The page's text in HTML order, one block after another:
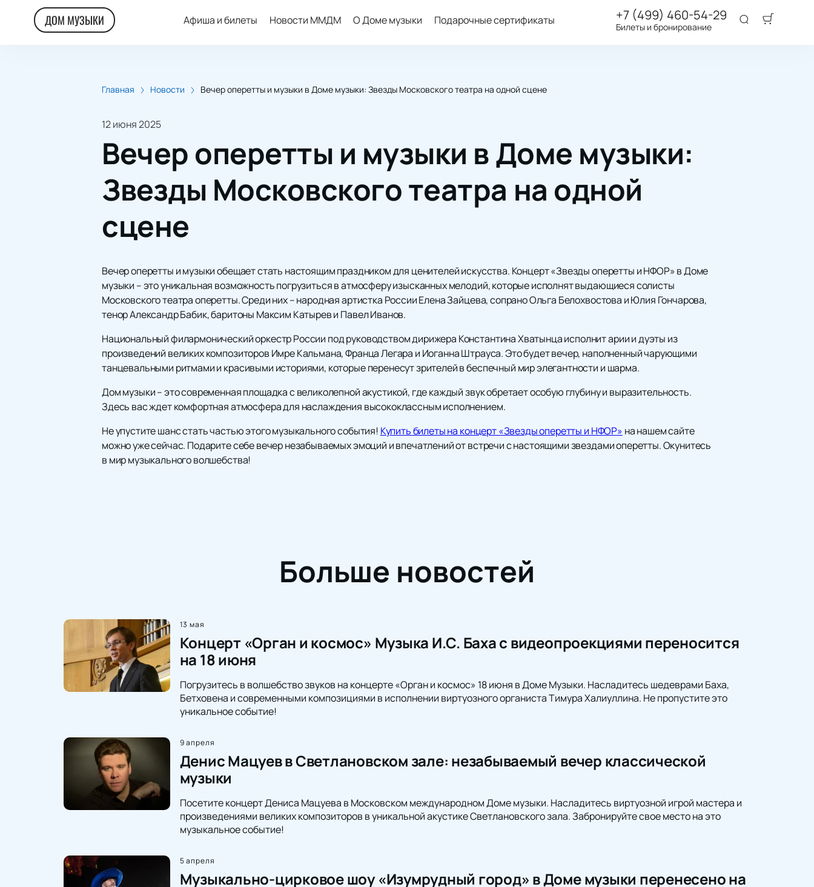
ДОМ МУЗЫКИ Афиша и билеты Новости ММДМ О Доме музыки Подарочные сертификаты +7 (499) 460-54-29
Билеты и бронирование
Главная Новости Вечер оперетты и музыки в Доме музыки: Звезды Московского театра на одной сцене
12 июня 2025
Вечер оперетты и музыки в Доме музыки:
Звезды Московского театра на одной
сцене
Вечер оперетты и музыки обещает стать настоящим праздником для ценителей искусства. Концерт «Звезды оперетты и НФОР» в Доме
музыки – это уникальная возможность погрузиться в атмосферу изысканных мелодий, которые исполнят выдающиеся солисты
Московского театра оперетты. Среди них – народная артистка России Елена Зайцева, сопрано Ольга Белохвостова и Юлия Гончарова,
тенор Александр Бабик, баритоны Максим Катырев и Павел Иванов.
Национальный филармонический оркестр России под руководством дирижера Константина Хватынца исполнит арии и дуэты из
произведений великих композиторов Имре Кальмана, Франца Легара и Иоганна Штрауса. Это будет вечер, наполненный чарующими
танцевальными ритмами и красивыми историями, которые перенесут зрителей в беспечный мир элегантности и шарма.
Дом музыки – это современная площадка с великолепной акустикой, где каждый звук обретает особую глубину и выразительность.
Здесь вас ждет комфортная атмосфера для наслаждения высококлассным исполнением.
Не упустите шанс стать частью этого музыкального события! Купить билеты на концерт «Звезды оперетты и НФОР» на нашем сайте
можно уже сейчас. Подарите себе вечер незабываемых эмоций и впечатлений от встречи с настоящими звездами оперетты. Окунитесь
в мир музыкального волшебства!
Больше новостей
13 мая
Концерт «Орган и космос» Музыка И.С. Баха с видеопроекциями переносится
на 18 июня
Погрузитесь в волшебство звуков на концерте «Орган и космос» 18 июня в Доме Музыки. Насладитесь шедеврами Баха,
Бетховена и современными композициями в исполнении виртуозного органиста Тимура Халиуллина. Не пропустите это
уникальное событие!
9 апреля
Денис Мацуев в Светлановском зале: незабываемый вечер классической
музыки
Посетите концерт Дениса Мацуева в Московском международном Доме музыки. Насладитесь виртуозной игрой мастера и
произведениями великих композиторов в уникальной акустике Светлановского зала. Забронируйте свое место на это
музыкальное событие!
5 апреля
Музыкально-цирковое шоу «Изумрудный город» в Доме музыки перенесено на